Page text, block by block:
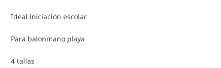
Ideal iniciación escolar
Para balonmano playa
4 tallas